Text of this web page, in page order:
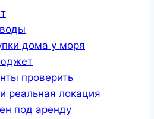
дома у моря
проверить
реальная локация
под аренду